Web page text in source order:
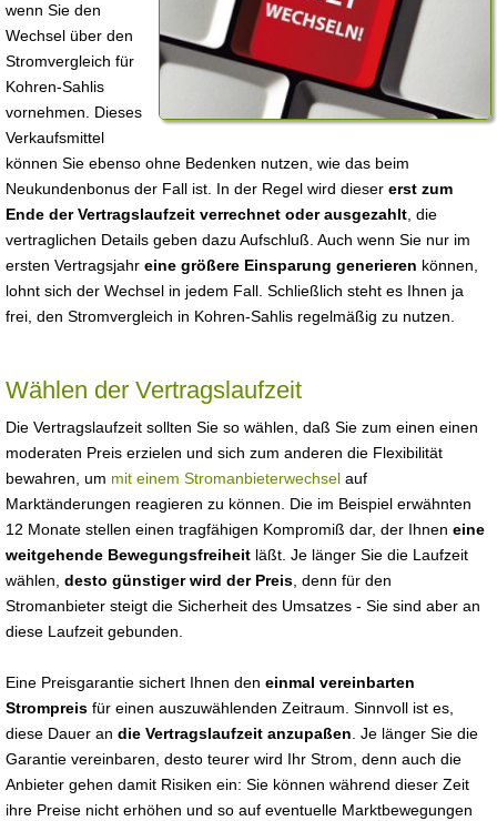
wenn Sie den
Wechsel über den
Stromvergleich für
Kohren-Sahlis
vornehmen. Dieses
Verkaufsmittel
können Sie ebenso ohne Bedenken nutzen, wie das beim
Neukundenbonus der Fall ist. In der Regel wird dieser erst zum
Ende der Vertragslaufzeit verrechnet oder ausgezahlt , die
vertraglichen Details geben dazu Aufschluß. Auch wenn Sie nur im
ersten Vertragsjahr eine größere Einsparung generieren können,
lohnt sich der Wechsel in jedem Fall. Schließlich steht es Ihnen ja
frei, den Stromvergleich in Kohren-Sahlis regelmäßig zu nutzen.
Wählen der Vertragslaufzeit
Die Vertragslaufzeit sollten Sie so wählen, daß Sie zum einen einen
moderaten Preis erzielen und sich zum anderen die Flexibilität
bewahren, um mit einem Stromanbieterwechsel auf
Marktänderungen reagieren zu können. Die im Beispiel erwähnten
12 Monate stellen einen tragfähigen Kompromiß dar, der Ihnen eine
weitgehende Bewegungsfreiheit läßt. Je länger Sie die Laufzeit
wählen, desto günstiger wird der Preis , denn für den
Stromanbieter steigt die Sicherheit des Umsatzes - Sie sind aber an
diese Laufzeit gebunden.
Eine Preisgarantie sichert Ihnen den einmal vereinbarten
Strompreis für einen auszuwählenden Zeitraum. Sinnvoll ist es,
diese Dauer an die Vertragslaufzeit anzupaßen . Je länger Sie die
Garantie vereinbaren, desto teurer wird Ihr Strom, denn auch die
Anbieter gehen damit Risiken ein: Sie können während dieser Zeit
ihre Preise nicht erhöhen und so auf eventuelle Marktbewegungen